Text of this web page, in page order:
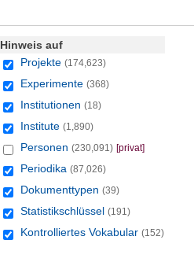
Hinweis auf
Projekte (174,623)
Experimente (368)
Institutionen (18)
Institute (1,890)
Personen (230,091) [privat]
Periodika (87,026)
Dokumenttypen (39)
Statistikschlüssel (191)
Kontrolliertes Vokabular (152)